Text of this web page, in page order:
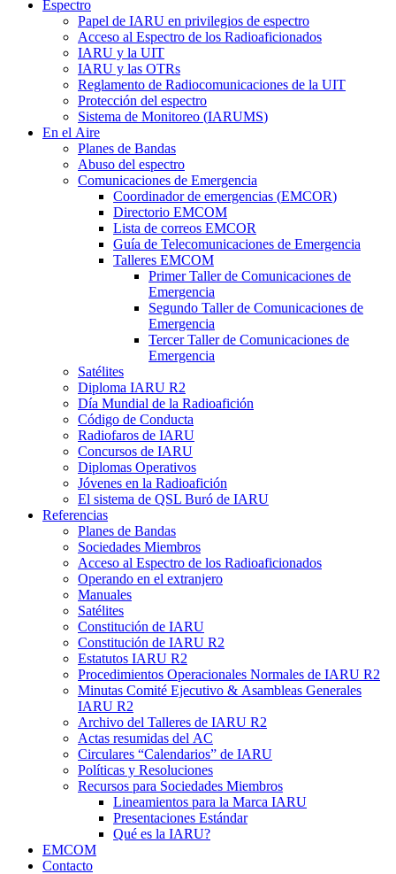
Espectro
Papel de IARU en privilegios de espectro
Acceso al Espectro de los Radioaficionados
IARU y la UIT
IARU y las OTRs
Reglamento de Radiocomunicaciones de la UIT
Protección del espectro
Sistema de Monitoreo (IARUMS)
En el Aire
Planes de Bandas
Abuso del espectro
Comunicaciones de Emergencia
Coordinador de emergencias (EMCOR)
Directorio EMCOM
Lista de correos EMCOR
Guía de Telecomunicaciones de Emergencia
Talleres EMCOM
Primer Taller de Comunicaciones de
Emergencia
Segundo Taller de Comunicaciones de
Emergencia
Tercer Taller de Comunicaciones de
Emergencia
Satélites
Diploma IARU R2
Día Mundial de la Radioafición
Código de Conducta
Radiofaros de IARU
Concursos de IARU
Diplomas Operativos
Jóvenes en la Radioafición
El sistema de QSL Buró de IARU
Referencias
Planes de Bandas
Sociedades Miembros
Acceso al Espectro de los Radioaficionados
Operando en el extranjero
Manuales
Satélites
Constitución de IARU
Constitución de IARU R2
Estatutos IARU R2
Procedimientos Operacionales Normales de IARU R2
Minutas Comité Ejecutivo & Asambleas Generales
IARU R2
Archivo del Talleres de IARU R2
Actas resumidas del AC
Circulares “Calendarios” de IARU
Políticas y Resoluciones
Recursos para Sociedades Miembros
Lineamientos para la Marca IARU
Presentaciones Estándar
Qué es la IARU?
EMCOM
Contacto